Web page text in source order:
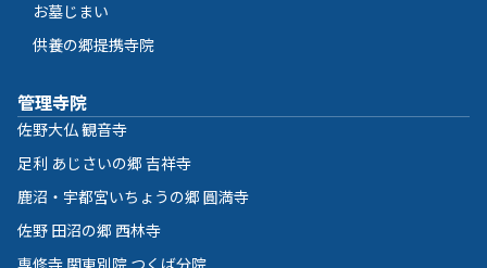
お墓じまい
供養の郷提携寺院
管理寺院
佐野大仏 観音寺
足利 あじさいの郷 吉祥寺
鹿沼・宇都宮いちょうの郷 圓満寺
佐野 田沼の郷 西林寺
専修寺 関東別院 つくば分院